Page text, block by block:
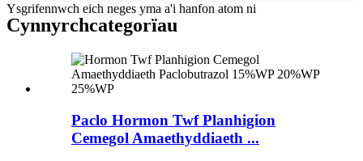
Ysgrifennwch eich neges yma a'i hanfon atom ni
Cynnyrchcategorïau
Paclo Hormon Twf Planhigion
Cemegol Amaethyddiaeth ...